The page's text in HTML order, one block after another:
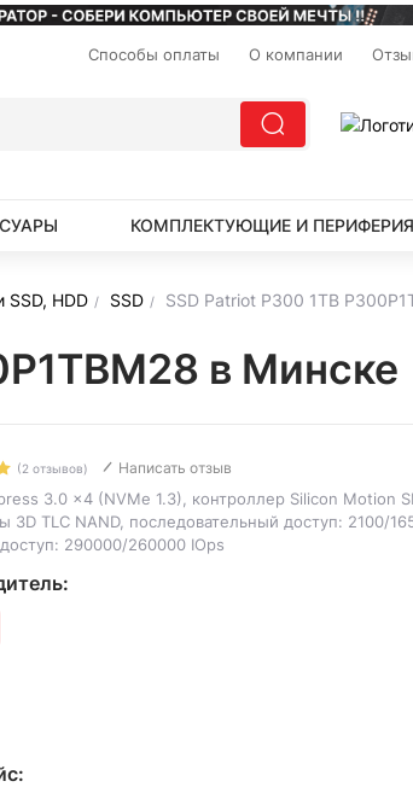
Способы оплаты О компании
КОМПЛЕКТУЮЩИЕ И ПЕРИФЕРИЯ
SSD, HDD SSD SSD Patriot P300 1TB
в Минске
(2 отзывов) Написать отзыв
3.0 x4 (NVMe 1.3), контроллер Silicon Motion
3D TLC NAND, последовательный доступ: 2100/
290000/260000 IOps